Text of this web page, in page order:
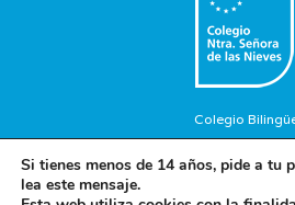
Colegio
los Derechos
Aviso Legal
Si tienes menos de 14 años, pide a tu
lea este mensaje.